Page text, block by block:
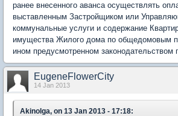
ранее внесенного аванса осуществлять
выставленным Застройщиком или
коммунальные услуги и содержание
имущества Жилого дома по общедомовым
ином предусмотренном законодательством
EugeneFlowerCity
14 Jan 2013
Akinolga, on 13 Jan 2013 - 17:18: